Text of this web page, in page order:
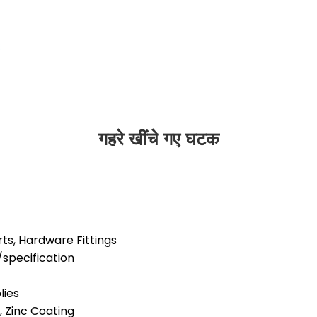
गहरे खींचे गए घटक
Hardware Fittings
Zinc Coating